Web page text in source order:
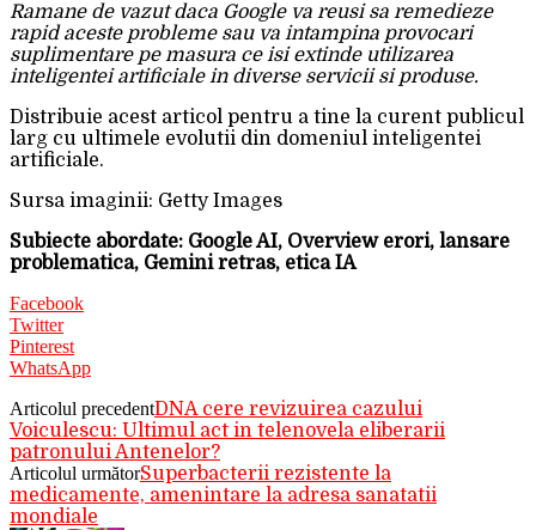
Ramane de vazut daca Google va reusi sa remedieze
rapid aceste probleme sau va intampina provocari
suplimentare pe masura ce isi extinde utilizarea
inteligentei artificiale in diverse servicii si produse.
Distribuie acest articol pentru a tine la curent publicul
larg cu ultimele evolutii din domeniul inteligentei
artificiale.
Sursa imaginii: Getty Images
Subiecte abordate: Google AI, Overview erori, lansare
problematica, Gemini retras, etica IA
Facebook
Twitter
Pinterest
WhatsApp
Articolul precedentDNA cere revizuirea cazului
Voiculescu: Ultimul act in telenovela eliberarii
patronului Antenelor?
Articolul următorSuperbacterii rezistente la
medicamente, amenintare la adresa sanatatii
mondiale